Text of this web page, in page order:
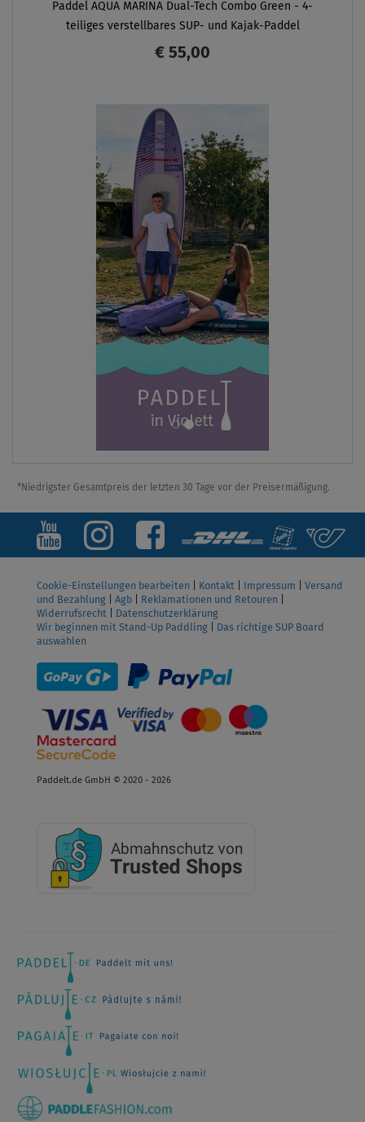
Paddel AQUA MARINA Dual-Tech Combo Green - 4-
teiliges verstellbares SUP- und Kajak-Paddel
€ 55,00
*Niedrigster Gesamtpreis der letzten 30 Tage vor der Preisermäßigung.
Cookie-Einstellungen bearbeiten Kontakt Impressum
Versand
und Bezahlung
Agb Reklamationen und Retouren
Widerrufsrecht
Datenschutzerklärung
Wir beginnen mit Stand-Up Paddling
Das richtige SUP Board
auswählen
Paddelt.de GmbH © 2020 - 2026